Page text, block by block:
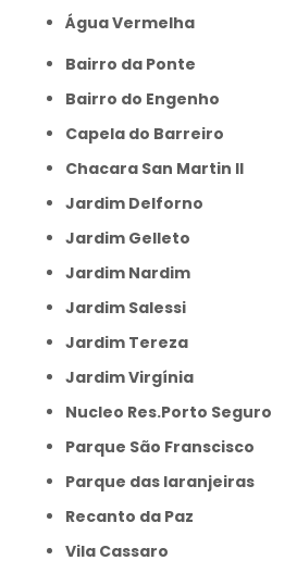
Água Vermelha
Bairro da Ponte
Bairro do Engenho
Capela do Barreiro
Chacara San Martin II
Jardim Delforno
Jardim Gelleto
Jardim Nardim
Jardim Salessi
Jardim Tereza
Jardim Virgínia
Nucleo Res.Porto Seguro
Parque São Franscisco
Parque das laranjeiras
Recanto da Paz
Vila Cassaro